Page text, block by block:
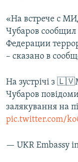
«На встрече с
Чубаров сообщил
Федерации
– сказано в
На зустрічі з
Чубаров
залякування на
pic.twitter.com/
— UKR Embassy